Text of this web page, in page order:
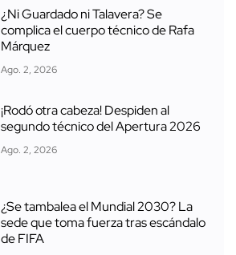
¿Ni Guardado ni Talavera? Se
complica el cuerpo técnico de Rafa
Márquez
Ago. 2, 2026
¡Rodó otra cabeza! Despiden al
segundo técnico del Apertura 2026
Ago. 2, 2026
¿Se tambalea el Mundial 2030? La
sede que toma fuerza tras escándalo
de FIFA